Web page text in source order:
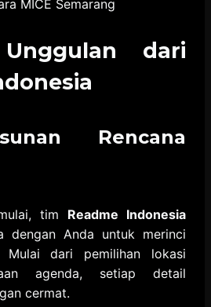
dari
Rencana
tim Readme Indonesia
dengan Anda untuk merinci
Mulai dari pemilihan lokasi
agenda, setiap detail
cermat.